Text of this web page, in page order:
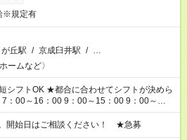
※規定有
丘駅 / 京成臼井駅 / …
ームなど〉
わせてシフトが決めら
7：00～16：00 9：00～15：00 9：00～
の場合、他のお仕事と
就業はご案内できません ※法令に基づき、
開始日はご相談ください！ ★急募